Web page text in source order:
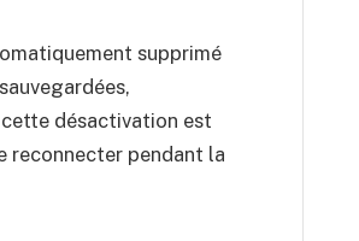
supprimé
cette désactivation est
reconnecter pendant la